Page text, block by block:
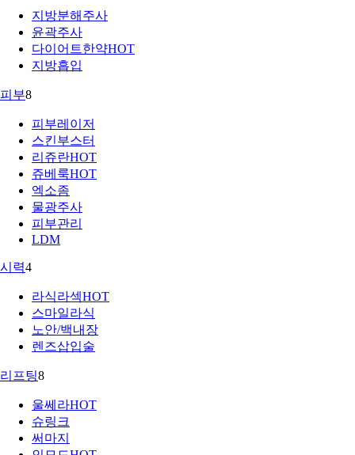
지방분해주사
윤곽주사
다이어트한약HOT
지방흡입
피부8
피부레이저
스킨부스터
리쥬란HOT
쥬베룩HOT
엑소좀
물광주사
피부관리
LDM
시력4
라식라섹HOT
스마일라식
노안/백내장
렌즈삽입술
리프팅8
울쎄라HOT
슈링크
써마지